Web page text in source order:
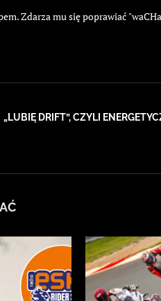
Zdarza mu się poprawiać
„LUBIĘ DRIFT”, CZYLI